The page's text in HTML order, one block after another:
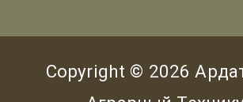
Copyright © 2026